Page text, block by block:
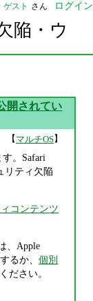
ゲスト さん ログイン
陥・ウ
開されてい
【マルチOS】
。Safari
リティ欠陥
コンテンツ
、Apple
るか、個別
ださい。